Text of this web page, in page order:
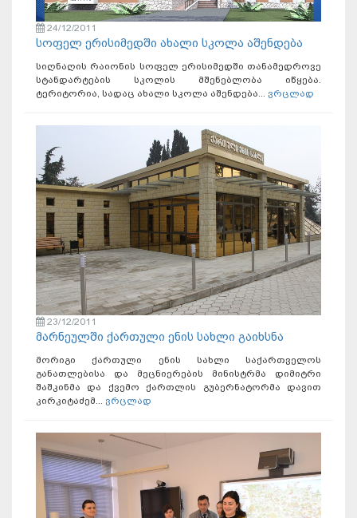
24/12/2011
სოფელ ერისიმედში ახალი სკოლა აშენდება
სიღნაღის რაიონის სოფელ ერისიმედში თანამედროვე
სტანდარტების სკოლის მშენებლობა იწყება.
ტერიტორია, სადაც ახალი სკოლა აშენდება... ვრცლად
23/12/2011
მარნეულში ქართული ენის სახლი გაიხსნა
მორიგი ქართული ენის სახლი საქართველოს
განათლებისა და მეცნიერების მინისტრმა დიმიტრი
შაშკინმა და ქვემო ქართლის გუბერნატორმა დავით
კირკიტაძემ... ვრცლად